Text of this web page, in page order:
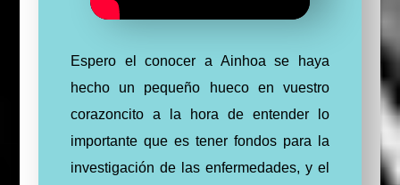
Espero el conocer a Ainhoa se haya
hecho un pequeño hueco en vuestro
corazoncito a la hora de entender lo
importante que es tener fondos para la
investigación de las enfermedades, y el